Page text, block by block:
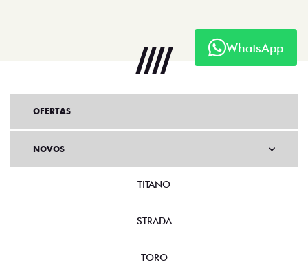
WhatsApp
OFERTAS
NOVOS
TITANO
STRADA
TORO